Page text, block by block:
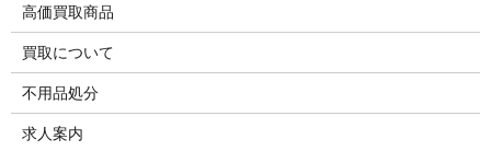
高価買取商品
買取について
不用品処分
求人案内